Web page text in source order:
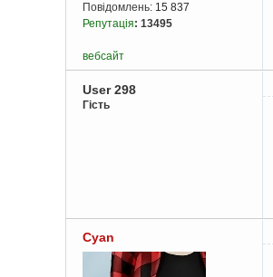
Повідомлень: 15 837
Репутація: 13495
вебсайт
User 298
Гість
Cyan